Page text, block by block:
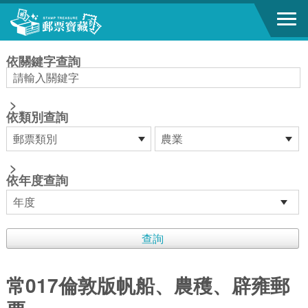
跳到主要內容區塊
依關鍵字查詢
>
依類別查詢
>
依年度查詢
常017倫敦版帆船、農穫、辟雍郵